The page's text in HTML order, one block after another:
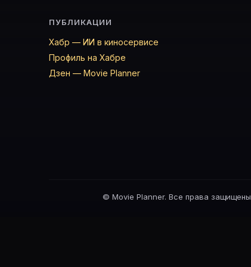
ПУБЛИКАЦИИ
Хабр — ИИ в киносервисе
Профиль на Хабре
Дзен — Movie Planner
© Movie Planner. Все права защищены.